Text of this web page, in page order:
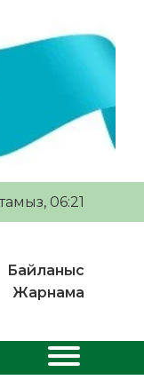
06:21
Байланыс
Жарнама